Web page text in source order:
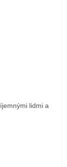
lidmi a